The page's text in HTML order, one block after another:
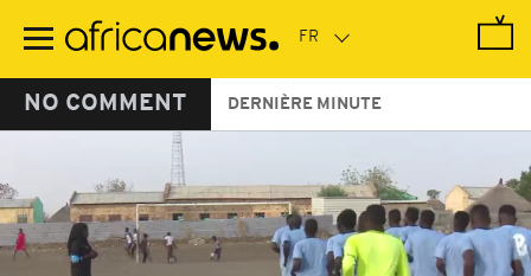
contenu
NO COMMENT DERNIÈRE MINUTE